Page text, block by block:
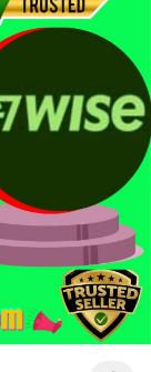
Funding Rate
thể là cơ hội
của Vlike.vn!